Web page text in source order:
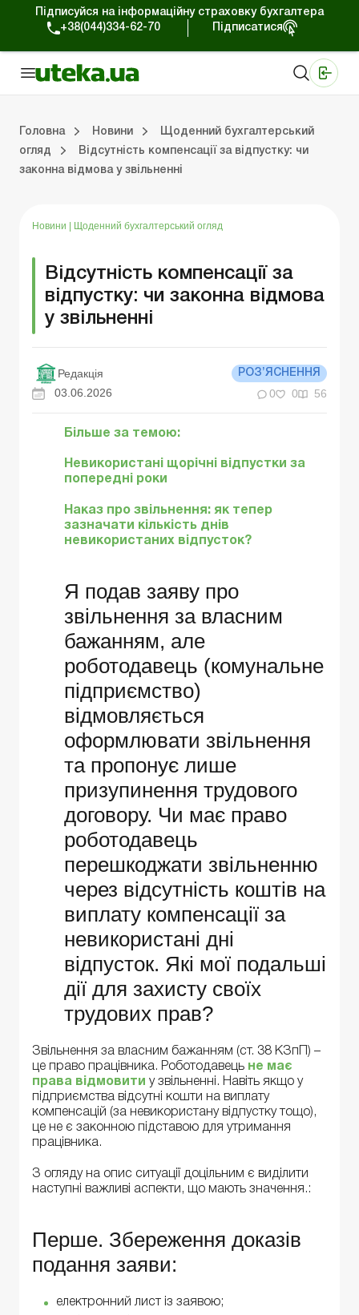
Підписуйся на інформаційну страховку бухгалтера
+38(044)334-62-70
Підписатися
Головна Новини
Щоденний бухгалтерський
огляд
Відсутність компенсації за відпустку: чи
законна відмова у звільненні
Новини Щоденний бухгалтерський огляд
Відсутність компенсації за
відпустку: чи законна відмова
у звільненні
Редакція РОЗ’ЯСНЕННЯ
03.06.2026 0 0 56
Більше за темою:
Невикористані щорічні відпустки за
попередні роки
Наказ про звільнення: як тепер
зазначати кількість днів
невикористаних відпусток?
Я подав заяву про
звільнення за власним
бажанням, але
роботодавець (комунальне
підприємство)
відмовляється
оформлювати звільнення
та пропонує лише
призупинення трудового
договору. Чи має право
роботодавець
перешкоджати звільненню
через відсутність коштів на
виплату компенсації за
невикористані дні
відпусток. Які мої подальші
дії для захисту своїх
трудових прав?
Звільнення за власним бажанням (ст. 38 КЗпП) –
це право працівника. Роботодавець не має
права відмовити у звільненні. Навіть якщо у
підприємства відсутні кошти на виплату
компенсацій (за невикористану відпустку тощо),
це не є законною підставою для утримання
працівника.
З огляду на опис ситуації доцільним є виділити
наступні важливі аспекти, що мають значення.:
Перше. Збереження доказів
подання заяви:
електронний лист із заявою;